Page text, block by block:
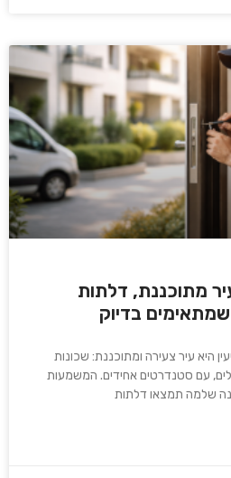
מתוכננת, דלתות
בדיוק
היא עיר צעירה ומתוכננת: שכונות
עם סטנדרטים אחידים. המשמעות
שלמה תמצאו דלתות